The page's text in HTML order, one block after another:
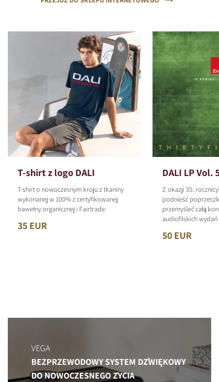
T-shirt z logo DALI
T-shirt o nowoczesnym kroju z tkaniny
wykonanej w 100% z certyfikowanej
bawełny organicznej i Fairtrade.
35 EUR
DALI LP Vol.
Z okazji 35.
podnieść
przemyśleć całą
audiofilskich
50 EUR
VEGA
BEZPRZEWODOWY SYSTEM DŹWIĘKOWY
DO NOWOCZESNEGO ŻYCIA